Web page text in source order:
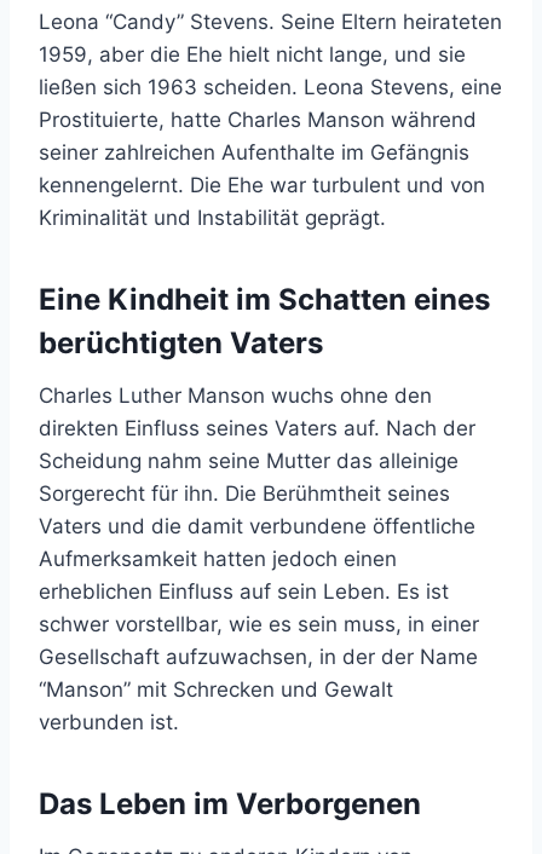
Leona “Candy” Stevens. Seine Eltern heirateten
1959, aber die Ehe hielt nicht lange, und sie
ließen sich 1963 scheiden. Leona Stevens, eine
Prostituierte, hatte Charles Manson während
seiner zahlreichen Aufenthalte im Gefängnis
kennengelernt. Die Ehe war turbulent und von
Kriminalität und Instabilität geprägt.
Eine Kindheit im Schatten eines
berüchtigten Vaters
Charles Luther Manson wuchs ohne den
direkten Einfluss seines Vaters auf. Nach der
Scheidung nahm seine Mutter das alleinige
Sorgerecht für ihn. Die Berühmtheit seines
Vaters und die damit verbundene öffentliche
Aufmerksamkeit hatten jedoch einen
erheblichen Einfluss auf sein Leben. Es ist
schwer vorstellbar, wie es sein muss, in einer
Gesellschaft aufzuwachsen, in der der Name
“Manson” mit Schrecken und Gewalt
verbunden ist.
Das Leben im Verborgenen